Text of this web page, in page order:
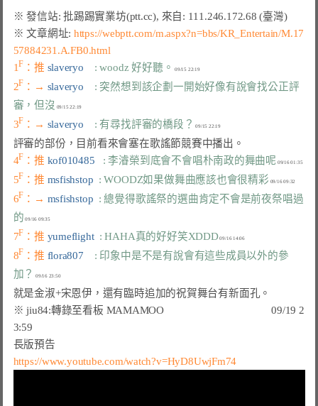
※ 發信站: 批踢踢實業坊(ptt.cc), 來自: 111.246.172.68 (臺灣)
※ 文章網址: https://webptt.com/m.aspx?n=bbs/KR_Entertain/M.17
57884231.A.FB0.html
1F ：推 slaveryo : woodz 好好聽。 09/15 22:19
2F ：→ slaveryo : 突然想到該企劃一開始好像有說會找公正評
審，但沒
3F ：→ slaveryo : 有尋找評審的橋段？ 09/15 22:19
4F ：推 kof010485 : 李濬榮到底會不會唱朴南政的舞曲呢 09/16 01:35
5F ：推 msfishstop : WOODZ如果做舞曲應該也會很精彩
6F ：→ msfishstop : 總覺得歌謠祭的選曲肯定不會是前夜祭唱過
的
09/16 09:35
7F ：推 yumeflight : HAHA真的好好笑XDDD
8F ：推 flora807 : 印象中是不是有說會有這些成員以外的參
加？
09/16 23:50
※ jiu84:轉錄至看板 MAMAMOO
                                        09/19 2
3:59
https://www.youtube.com/watch?v=HyD8UwjFm74